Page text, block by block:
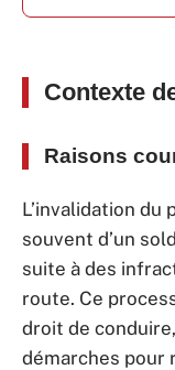
Contexte
Raisons
L’invalidation du
souvent d’un
suite à des
route. Ce
droit de
démarches pour